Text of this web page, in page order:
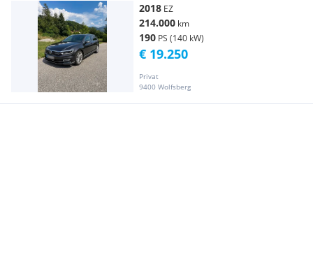
2018 EZ
214.000 km
190 PS (140 kW)
Privat
9400 Wolfsberg
€ 19.250